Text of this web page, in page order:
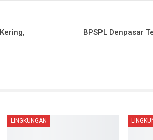
BPSPL Denpasar
LINGKUNGAN